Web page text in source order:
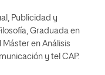
Publicidad y
Graduada en
Máster en Análisis
y tel CAP.